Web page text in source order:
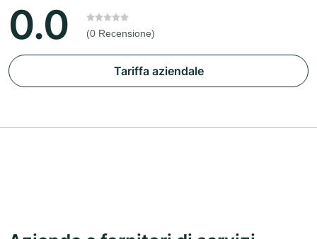
0.0 (0 Recensione)
Tariffa aziendale